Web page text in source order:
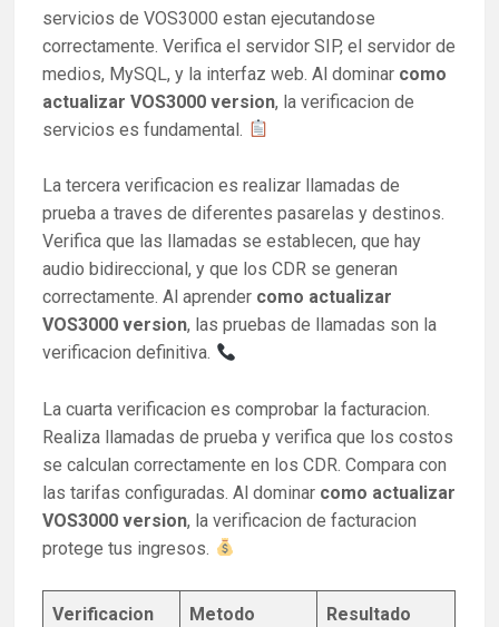
servicios de VOS3000 estan ejecutandose
correctamente. Verifica el servidor SIP, el servidor de
medios, MySQL, y la interfaz web. Al dominar como
actualizar VOS3000 version, la verificacion de
servicios es fundamental.
La tercera verificacion es realizar llamadas de
prueba a traves de diferentes pasarelas y destinos.
Verifica que las llamadas se establecen, que hay
audio bidireccional, y que los CDR se generan
correctamente. Al aprender como actualizar
VOS3000 version, las pruebas de llamadas son la
verificacion definitiva.
La cuarta verificacion es comprobar la facturacion.
Realiza llamadas de prueba y verifica que los costos
se calculan correctamente en los CDR. Compara con
las tarifas configuradas. Al dominar como actualizar
VOS3000 version, la verificacion de facturacion
protege tus ingresos.
Verificacion Metodo
Resultado